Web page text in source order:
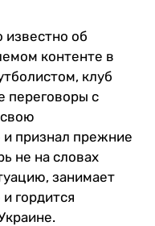
известно об
контенте в
клуб
переговоры с
признал прежние
не на словах
занимает
гордится